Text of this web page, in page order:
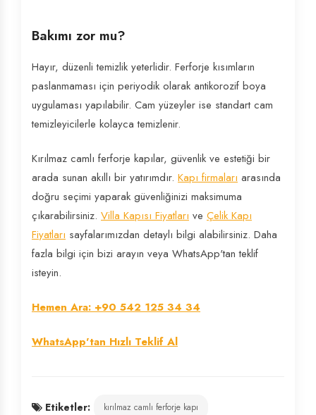
Bakımı zor mu?
Hayır, düzenli temizlik yeterlidir. Ferforje kısımların
paslanmaması için periyodik olarak antikorozif boya
uygulaması yapılabilir. Cam yüzeyler ise standart cam
temizleyicilerle kolayca temizlenir.
Kırılmaz camlı ferforje kapılar, güvenlik ve estetiği bir
arada sunan akıllı bir yatırımdır. Kapı firmaları arasında
doğru seçimi yaparak güvenliğinizi maksimuma
çıkarabilirsiniz. Villa Kapısı Fiyatları ve Çelik Kapı
Fiyatları sayfalarımızdan detaylı bilgi alabilirsiniz. Daha
fazla bilgi için bizi arayın veya WhatsApp'tan teklif
isteyin.
Hemen Ara: +90 542 125 34 34
WhatsApp'tan Hızlı Teklif Al
Etiketler:
kırılmaz camlı ferforje kapı